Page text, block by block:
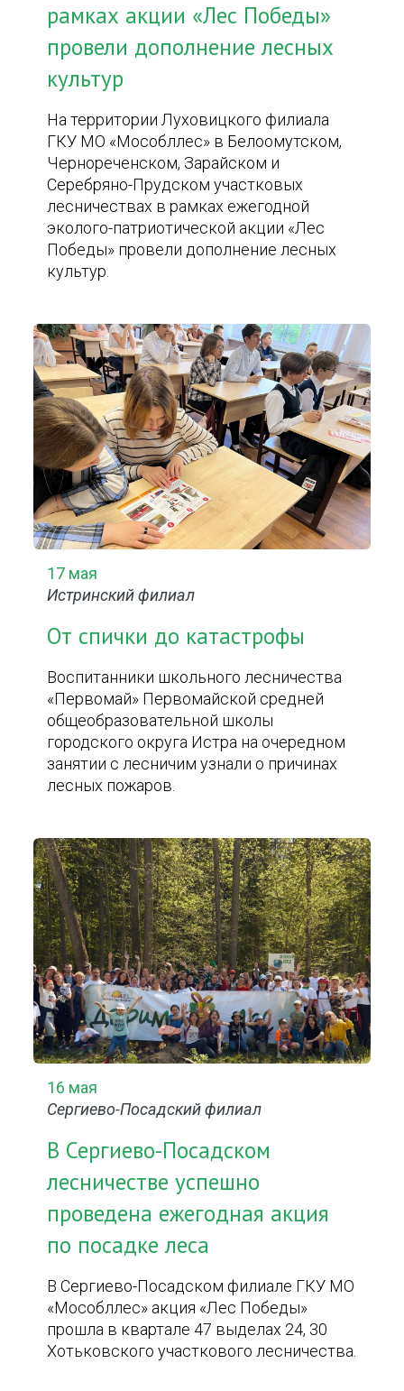
рамках акции «Лес Победы»
провели дополнение лесных
культур
На территории Луховицкого филиала
ГКУ МО «Мособллес» в Белоомутском,
Чернореченском, Зарайском и
Серебряно-Прудском участковых
лесничествах в рамках ежегодной
эколого-патриотической акции «Лес
Победы» провели дополнение лесных
культур.
17 мая
Истринский филиал
От спички до катастрофы
Воспитанники школьного лесничества
«Первомай» Первомайской средней
общеобразовательной школы
городского округа Истра на очередном
занятии с лесничим узнали о причинах
лесных пожаров.
16 мая
Сергиево-Посадский филиал
В Сергиево-Посадском
лесничестве успешно
проведена ежегодная акция
по посадке леса
В Сергиево-Посадском филиале ГКУ МО
«Мособллес» акция «Лес Победы»
прошла в квартале 47 выделах 24, 30
Хотьковского участкового лесничества.